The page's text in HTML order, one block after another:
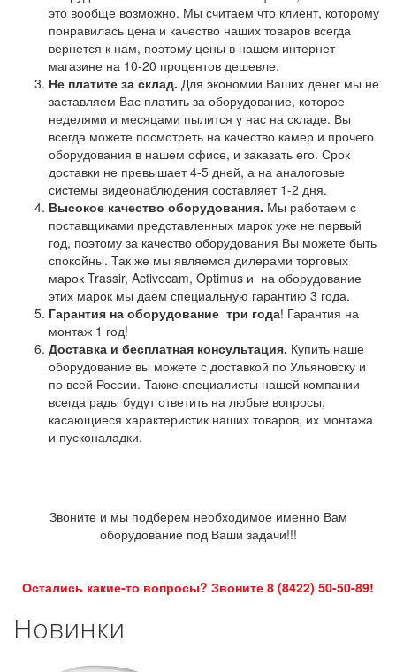
это вообще возможно. Мы считаем что клиент, которому
понравилась цена и качество наших товаров всегда
вернется к нам, поэтому цены в нашем интернет
магазине на 10-20 процентов дешевле.
Не платите за склад. Для экономии Ваших денег мы не
заставляем Вас платить за оборудование, которое
неделями и месяцами пылится у нас на складе. Вы
всегда можете посмотреть на качество камер и прочего
оборудования в нашем офисе, и заказать его. Срок
доставки не превышает 4-5 дней, а на аналоговые
системы видеонаблюдения составляет 1-2 дня.
Высокое качество оборудования. Мы работаем с
поставщиками представленных марок уже не первый
год, поэтому за качество оборудования Вы можете быть
спокойны. Так же мы являемся дилерами торговых
марок Trassir, Activecam, Optimus и на оборудование
этих марок мы даем специальную гарантию 3 года.
Гарантия на оборудование три года! Гарантия на
монтаж 1 год!
Доставка и бесплатная консультация. Купить наше
оборудование вы можете с доставкой по Ульяновску и
по всей России. Также специалисты нашей компании
всегда рады будут ответить на любые вопросы,
касающиеся характеристик наших товаров, их монтажа
и пусконаладки.
Звоните и мы подберем необходимое именно Вам
оборудование под Ваши задачи!!!
Остались какие-то вопросы? Звоните 8 (8422) 50-50-89!
Новинки